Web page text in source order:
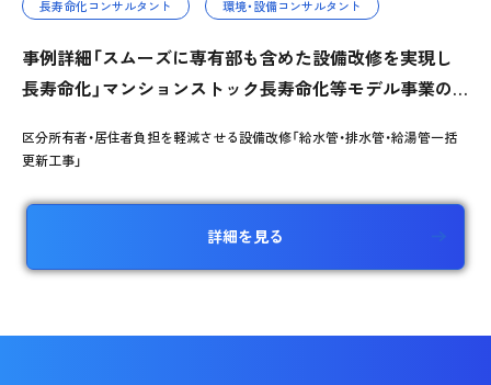
長寿命化コンサルタント 環境・設備コンサルタント
事例詳細「スムーズに専有部も含めた設備改修を実現し
長寿命化」マンションストック長寿命化等モデル事業の
区分所有者・居住者負担を軽減させる設備改修「給水管・排水管・給湯管一括
更新工事」
詳細を見る